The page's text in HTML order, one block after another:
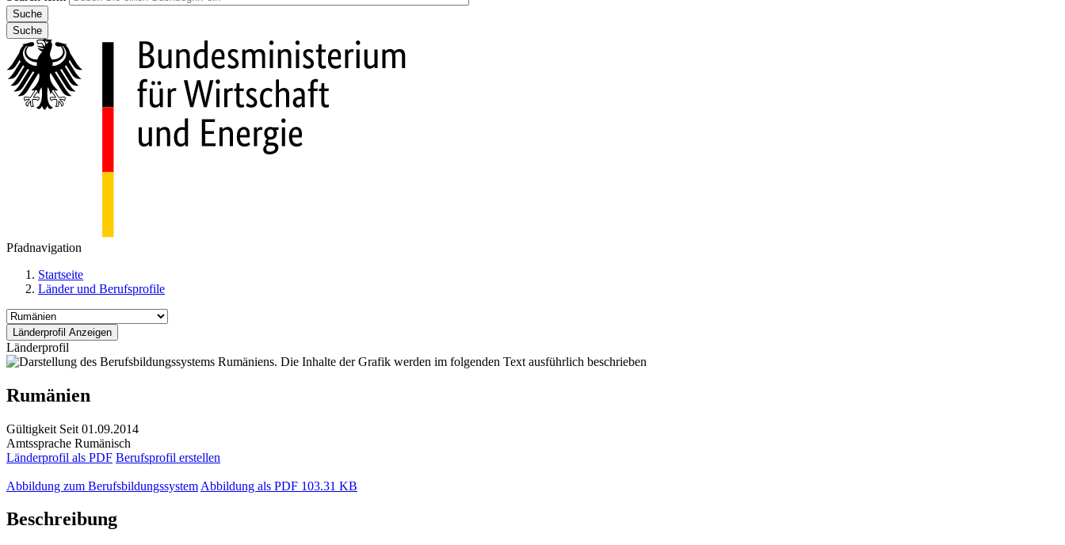
Suche
Pfadnavigation
Startseite
Länder und Berufsprofile
Länderprofil
Rumänien
Gültigkeit Seit 01.09.2014
Amtssprache Rumänisch
Länderprofil als PDF Berufsprofil erstellen
Abbildung zum Berufsbildungssystem Abbildung als PDF 103.31 KB
Beschreibung